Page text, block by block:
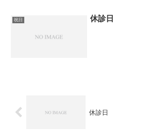
祝日 休診日
休診日